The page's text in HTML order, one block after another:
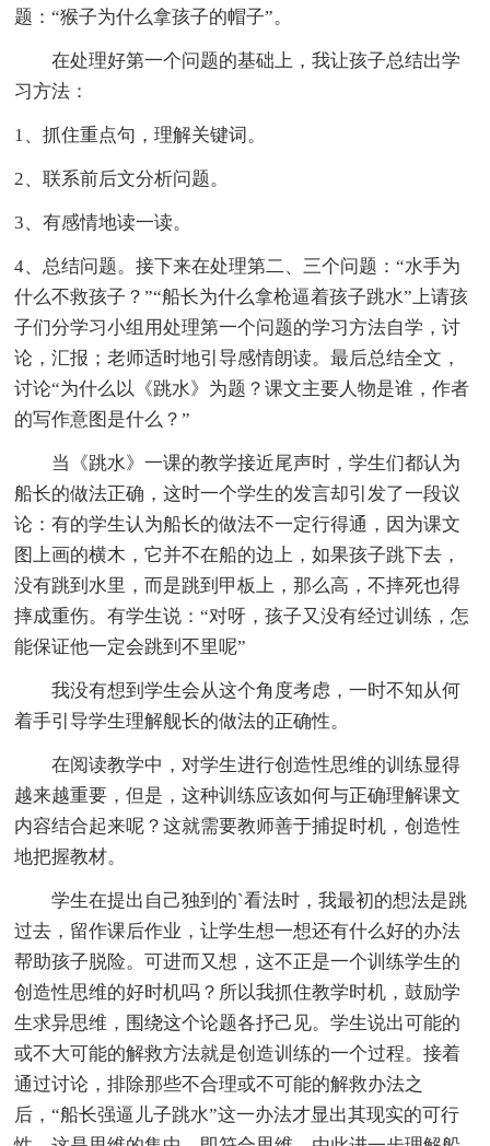
题：“猴子为什么拿孩子的帽子”。
在处理好第一个问题的基础上，我让孩子总结出学
习方法：
1、抓住重点句，理解关键词。
2、联系前后文分析问题。
3、有感情地读一读。
4、总结问题。接下来在处理第二、三个问题：“水手为
什么不救孩子？”“船长为什么拿枪逼着孩子跳水”上请孩
子们分学习小组用处理第一个问题的学习方法自学，讨
论，汇报；老师适时地引导感情朗读。最后总结全文，
讨论“为什么以《跳水》为题？课文主要人物是谁，作者
的写作意图是什么？”
当《跳水》一课的教学接近尾声时，学生们都认为
船长的做法正确，这时一个学生的发言却引发了一段议
论：有的学生认为船长的做法不一定行得通，因为课文
图上画的横木，它并不在船的边上，如果孩子跳下去，
没有跳到水里，而是跳到甲板上，那么高，不摔死也得
摔成重伤。有学生说：“对呀，孩子又没有经过训练，怎
能保证他一定会跳到不里呢”
我没有想到学生会从这个角度考虑，一时不知从何
着手引导学生理解舰长的做法的正确性。
在阅读教学中，对学生进行创造性思维的训练显得
越来越重要，但是，这种训练应该如何与正确理解课文
内容结合起来呢？这就需要教师善于捕捉时机，创造性
地把握教材。
学生在提出自己独到的`看法时，我最初的想法是跳
过去，留作课后作业，让学生想一想还有什么好的办法
帮助孩子脱险。可进而又想，这不正是一个训练学生的
创造性思维的好时机吗？所以我抓住教学时机，鼓励学
生求异思维，围绕这个论题各抒己见。学生说出可能的
或不大可能的解救方法就是创造训练的一个过程。接着
通过讨论，排除那些不合理或不可能的解救办法之
后，“船长强逼儿子跳水”这一办法才显出其现实的可行